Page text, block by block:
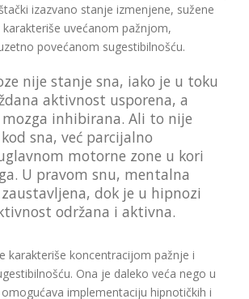
izazvano stanje izmenjene, sužene
uvećanom pažnjom,
povećanom sugestibilnošću.
nije stanje sna, iako je u toku
aktivnost usporena, a
mozga inhibirana. Ali to nije
sna, već parcijalno
motorne zone u kori
U pravom snu, mentalna
dok je u hipnozi
održana i aktivna.
karakteriše koncentracijom pažnje i
Ona je daleko veća nego u
implementaciju hipnotičkih i